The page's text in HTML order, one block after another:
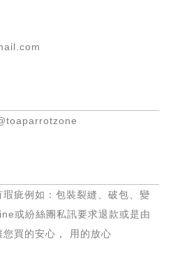
疵例如：包裝裂縫、破包、變
或紛絲團私訊要求退款或是由
買的安心， 用的放心